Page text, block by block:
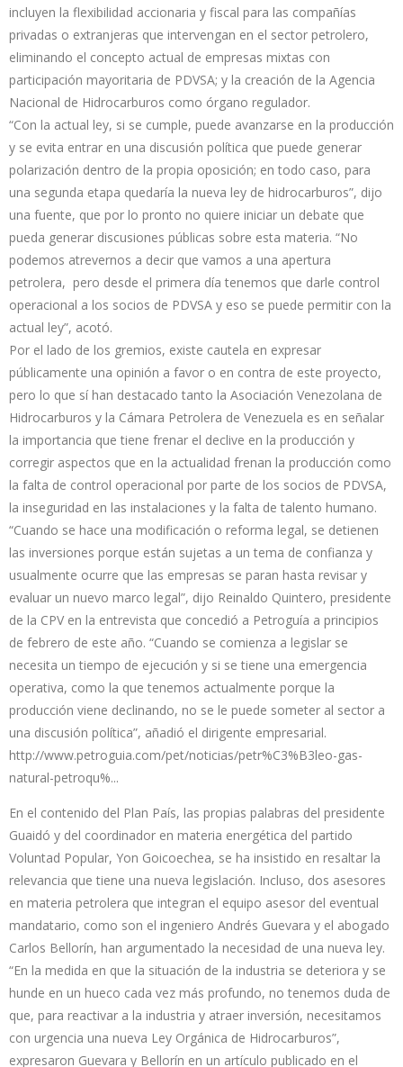
incluyen la flexibilidad accionaria y fiscal para las compañías
privadas o extranjeras que intervengan en el sector petrolero,
eliminando el concepto actual de empresas mixtas con
participación mayoritaria de PDVSA; y la creación de la Agencia
Nacional de Hidrocarburos como órgano regulador.
“Con la actual ley, si se cumple, puede avanzarse en la producción
y se evita entrar en una discusión política que puede generar
polarización dentro de la propia oposición; en todo caso, para
una segunda etapa quedaría la nueva ley de hidrocarburos”, dijo
una fuente, que por lo pronto no quiere iniciar un debate que
pueda generar discusiones públicas sobre esta materia. “No
podemos atrevernos a decir que vamos a una apertura
petrolera, pero desde el primera día tenemos que darle control
operacional a los socios de PDVSA y eso se puede permitir con la
actual ley”, acotó.
Por el lado de los gremios, existe cautela en expresar
públicamente una opinión a favor o en contra de este proyecto,
pero lo que sí han destacado tanto la Asociación Venezolana de
Hidrocarburos y la Cámara Petrolera de Venezuela es en señalar
la importancia que tiene frenar el declive en la producción y
corregir aspectos que en la actualidad frenan la producción como
la falta de control operacional por parte de los socios de PDVSA,
la inseguridad en las instalaciones y la falta de talento humano.
“Cuando se hace una modificación o reforma legal, se detienen
las inversiones porque están sujetas a un tema de confianza y
usualmente ocurre que las empresas se paran hasta revisar y
evaluar un nuevo marco legal”, dijo Reinaldo Quintero, presidente
de la CPV en la entrevista que concedió a Petroguía a principios
de febrero de este año. “Cuando se comienza a legislar se
necesita un tiempo de ejecución y si se tiene una emergencia
operativa, como la que tenemos actualmente porque la
producción viene declinando, no se le puede someter al sector a
una discusión política”, añadió el dirigente empresarial.
http://www.petroguia.com/pet/noticias/petr%C3%B3leo-gas-
natural-petroqu%...
En el contenido del Plan País, las propias palabras del presidente
Guaidó y del coordinador en materia energética del partido
Voluntad Popular, Yon Goicoechea, se ha insistido en resaltar la
relevancia que tiene una nueva legislación. Incluso, dos asesores
en materia petrolera que integran el equipo asesor del eventual
mandatario, como son el ingeniero Andrés Guevara y el abogado
Carlos Bellorín, han argumentado la necesidad de una nueva ley.
“En la medida en que la situación de la industria se deteriora y se
hunde en un hueco cada vez más profundo, no tenemos duda de
que, para reactivar a la industria y atraer inversión, necesitamos
con urgencia una nueva Ley Orgánica de Hidrocarburos”,
expresaron Guevara y Bellorín en un artículo publicado en el